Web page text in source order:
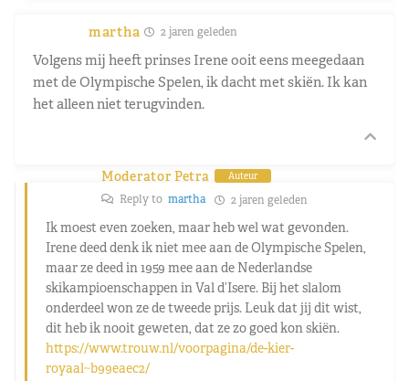
martha 2 jaren geleden
Volgens mij heeft prinses Irene ooit eens meegedaan
met de Olympische Spelen, ik dacht met skiën. Ik kan
het alleen niet terugvinden.
Moderator Petra Auteur
Reply to martha 2 jaren geleden
Ik moest even zoeken, maar heb wel wat gevonden.
Irene deed denk ik niet mee aan de Olympische Spelen,
maar ze deed in 1959 mee aan de Nederlandse
skikampioenschappen in Val d’Isere. Bij het slalom
onderdeel won ze de tweede prijs. Leuk dat jij dit wist,
dit heb ik nooit geweten, dat ze zo goed kon skiën.
https://www.trouw.nl/voorpagina/de-kier-
royaal~b99eaec2/